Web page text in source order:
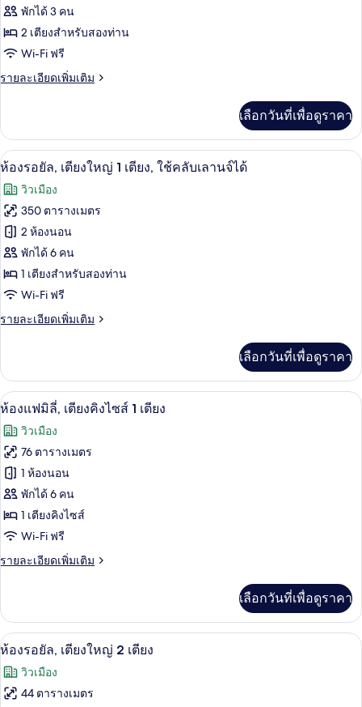
เตียง
ห้อง
พัก,
เตียง
ใหญ่
เตียง
พักได้ 3 คน
2 เตียงสำหรับสองท่าน
Wi-Fi ฟรี
รายละเอียดเพิ่มเติม
ราย
เกี่ยว
กับ
ห้อง
เตียง
ใหญ่
เตียง
เลือกวันที่เพื่อดูราคา
เปิด
ภาพถ่าย
ทั้งหมด
ของ
ห้อง
รอยัล,
เตียง
ใหญ่
เตียง,
ใช้
คลับ
เลา
นจ์
ได้
ห้องรอยัล, เตียงใหญ่ 1 เตียง, ใช้คลับ
6
ห้องรอยัล, เตียงใหญ่ 1 เตียง, ใช้คลับเลานจ์ได้
วิวเมือง
350 ตารางเมตร
2 ห้องนอน
พักได้ 6 คน
1 เตียงสำหรับสองท่าน
Wi-Fi ฟรี
รายละเอียดเพิ่มเติม
ราย
เกี่ยว
กับ
ห้อง
เตียง
ใหญ่
เตียง,
ใช้
คลับ
เลา
นจ์
เลือกวันที่เพื่อดูราคา
เปิด
ภาพถ่าย
ทั้งหมด
ของ
ห้อง
แฟ
มิ
ลี่,
คิง
ไซส์
1
เตียง
ห้องแฟมิลี่, เตียงคิงไซส์ 1 เตียง | เค
8
ห้องแฟมิลี่, เตียงคิงไซส์ 1 เตียง
วิวเมือง
76 ตารางเมตร
1 ห้องนอน
พักได้ 6 คน
1 เตียงคิงไซส์
Wi-Fi ฟรี
รายละเอียดเพิ่มเติม
ราย
เกี่ยว
กับ
ห้อง
มิ
ลี่,
เลือกวันที่เพื่อดูราคา
เปิด
ภาพถ่าย
ทั้งหมด
เครื่องนอนระดับพรีเมียม, ผ้านวมขนเ
9
ห้องรอยัล, เตียงใหญ่ 2 เตียง
วิวเมือง
44 ตารางเมตร